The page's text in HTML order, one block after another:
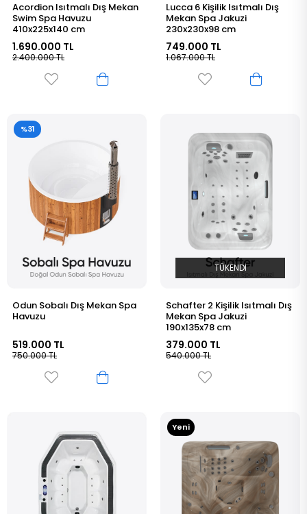
Acordion Isıtmalı Dış Mekan
Swim Spa Havuzu
410x225x140 cm
1.690.000 TL
2.400.000 TL
Lucca 6 Kişilik Isıtmalı Dış
Mekan Spa Jakuzi
230x230x98 cm
749.000 TL
1.067.000 TL
Odun Sobalı Dış Mekan Spa
Havuzu
519.000 TL
750.000 TL
%31
TÜKENDI
Schafter 2 Kişilik Isıtmalı Dış
Mekan Spa Jakuzi
190x135x78 cm
379.000 TL
540.000 TL
Yeni
Ürün